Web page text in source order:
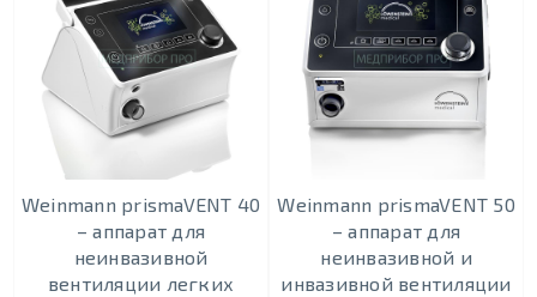
Weinmann prismaVENT 40
– аппарат для
неинвазивной
вентиляции легких
Weinmann prismaVENT 50
– аппарат для
неинвазивной и
инвазивной вентиляции